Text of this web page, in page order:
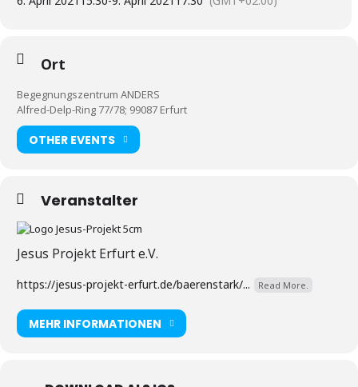
Ort
Begegnungszentrum ANDERS
Alfred-Delp-Ring 77/78; 99087 Erfurt
OTHER EVENTS
Veranstalter
Jesus Projekt Erfurt e.V.
https://jesus-projekt-erfurt.de/baerenstark/... Read More.
MEHR INFORMATIONEN